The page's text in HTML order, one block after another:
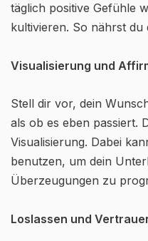
täglich positive Gefühle
kultivieren. So nährst
Visualisierung und
Stell dir vor, dein
als ob es eben passiert.
Visualisierung. Dabei
benutzen, um dein
Überzeugungen zu
Loslassen und